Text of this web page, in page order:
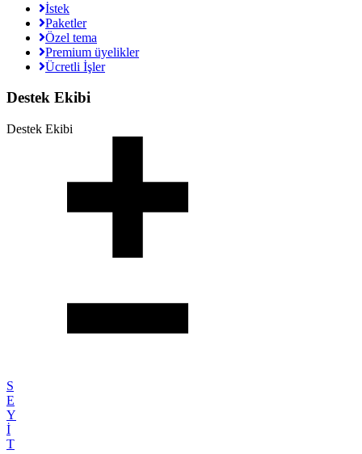
İstek
Paketler
Özel tema
Premium üyelikler
Ücretli İşler
Destek Ekibi
Destek Ekibi
S
E
Y
İ
T